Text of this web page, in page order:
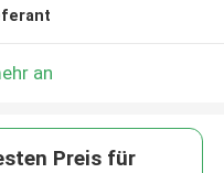
an
Preis für